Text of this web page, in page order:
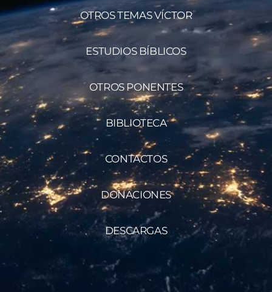
OTROS TEMAS VÍCTOR
ESTUDIOS BÍBLICOS
OTROS PONENTES
BIBLIOTECA
CONTACTOS
DONACIONES
DESCARGAS